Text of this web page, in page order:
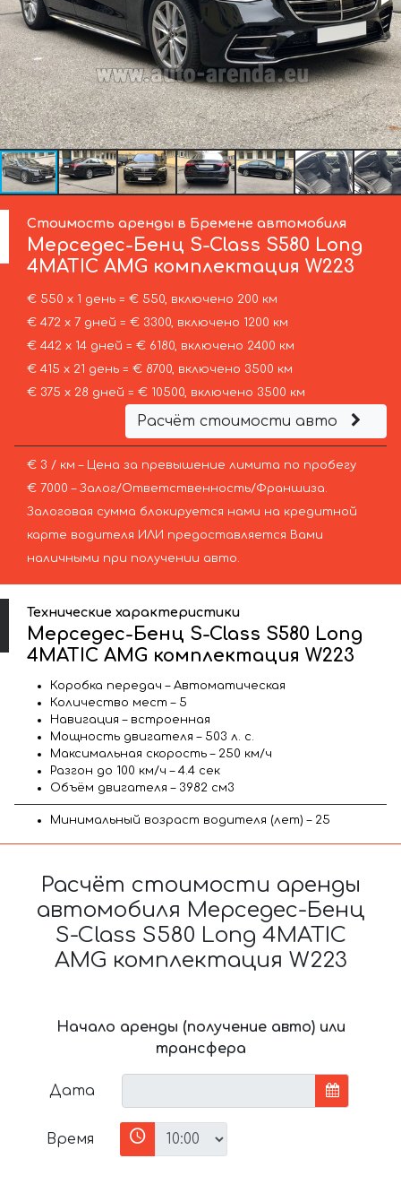
Стоимость аренды в Бремене автомобиля
Мерседес-Бенц S-Class S580 Long
4MATIC AMG комплектация W223
€ 550 х 1 день = € 550, включено 200 км
€ 472 х 7 дней = € 3300, включено 1200 км
€ 442 х 14 дней = € 6180, включено 2400 км
€ 415 х 21 день = € 8700, включено 3500 км
€ 375 х 28 дней = € 10500, включено 3500 км
Расчёт стоимости авто
€ 3 / км – Цена за превышение лимита по пробегу
€ 7000 – Залог/Ответственность/Франшиза.
Залоговая сумма блокируется нами на кредитной
карте водителя ИЛИ предоставляется Вами
наличными при получении авто.
Технические характеристики
Мерседес-Бенц S-Class S580 Long
4MATIC AMG комплектация W223
Коробка передач – Автоматическая
Количество мест – 5
Навигация – встроенная
Мощность двигателя – 503 л. с.
Максимальная скорость – 250 км/ч
Разгон до 100 км/ч – 4.4 сек
Объём двигателя – 3982 см3
Минимальный возраст водителя (лет) – 25
Расчёт стоимости аренды
автомобиля Мерседес-Бенц
S-Class S580 Long 4MATIC
AMG комплектация W223
Начало аренды (получение авто) или
трансфера
Дата
Время